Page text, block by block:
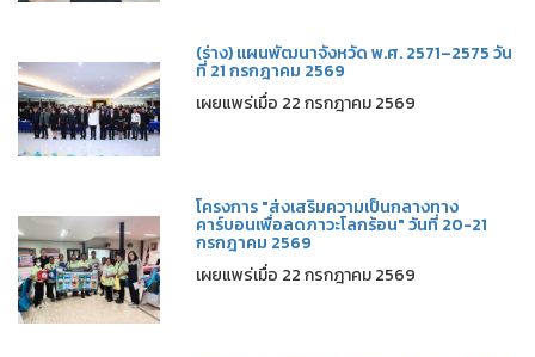
(ร่าง) แผนพัฒนาจังหวัด พ.ศ. 2571–2575 วัน
ที่ 21 กรกฎาคม 2569
เผยแพร่เมื่อ 22 กรกฎาคม 2569
โครงการ "ส่งเสริมความเป็นกลางทาง
คาร์บอนเพื่อลดภาวะโลกร้อน" วันที่ 20-21
กรกฎาคม 2569
เผยแพร่เมื่อ 22 กรกฎาคม 2569